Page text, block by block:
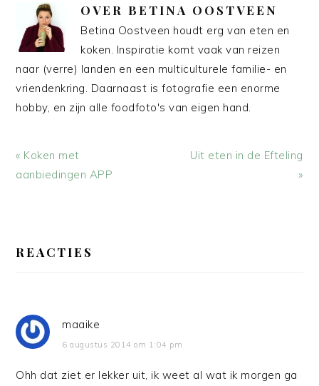
OVER BETINA OOSTVEEN
Betina Oostveen houdt erg van eten en
koken. Inspiratie komt vaak van reizen
naar (verre) landen en een multiculturele familie- en
vriendenkring. Daarnaast is fotografie een enorme
hobby, en zijn alle foodfoto's van eigen hand.
Vorig
bericht:
« Koken met
aanbiedingen APP
Volgend
Uit eten in de Efteling
»
INTERACTIES
REACTIES
maaike
6 augustus 2014 om 1:04 pm
Ohh dat ziet er lekker uit, ik weet al wat ik morgen ga